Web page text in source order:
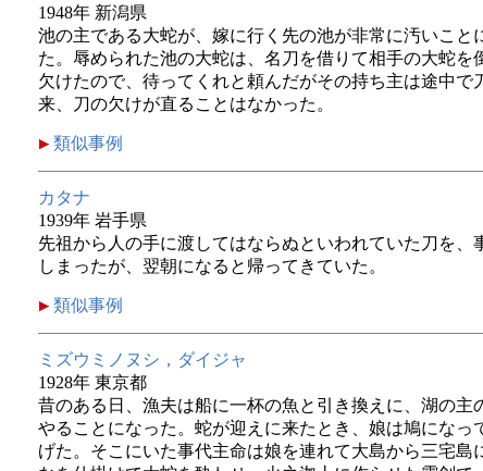
1948年 新潟県
池の主である大蛇が、嫁に行く先の池が非常に汚いこと
た。辱められた池の大蛇は、名刀を借りて相手の大蛇を
欠けたので、待ってくれと頼んだがその持ち主は途中で
来、刀の欠けが直ることはなかった。
類似事例
カタナ
1939年 岩手県
先祖から人の手に渡してはならぬといわれていた刀を、
しまったが、翌朝になると帰ってきていた。
類似事例
ミズウミノヌシ，ダイジャ
1928年 東京都
昔のある日、漁夫は船に一杯の魚と引き換えに、湖の主
やることになった。蛇が迎えに来たとき、娘は鳩になっ
げた。そこにいた事代主命は娘を連れて大島から三宅島